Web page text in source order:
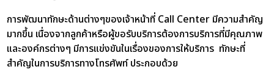
การพัฒนาทักษะด้านต่างๆของเจ้าหน้าที่ Call Center มีความสำคัญ
มากขึ้น เนื่องจากลูกค้าหรือผู้ขอรับบริการต้องการบริการที่มีคุณภาพ
และองค์กรต่างๆ มีการแข่งขันในเรื่องของการให้บริการ ทักษะที่
สำคัญในการบริการทางโทรศัพท์ ประกอบด้วย